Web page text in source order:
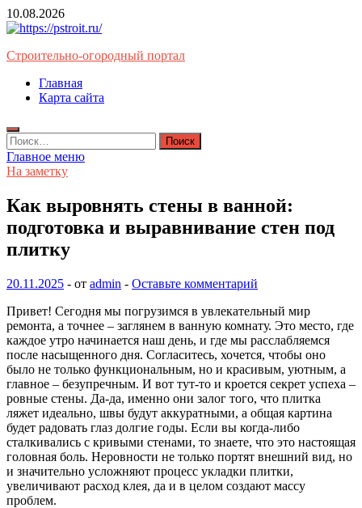
Перейти
к
10.08.2026
Строительно-огородный портал
Главная
Карта сайта
Найти:
Главное меню
На заметку
Как выровнять стены в ванной:
подготовка и выравнивание стен под
плитку
20.11.2025 - от admin - Оставьте комментарий
Привет! Сегодня мы погрузимся в увлекательный мир
ремонта, а точнее – заглянем в ванную комнату. Это место, где
каждое утро начинается наш день, и где мы расслабляемся
после насыщенного дня. Согласитесь, хочется, чтобы оно
было не только функциональным, но и красивым, уютным, а
главное – безупречным. И вот тут-то и кроется секрет успеха –
ровные стены. Да-да, именно они залог того, что плитка
ляжет идеально, швы будут аккуратными, а общая картина
будет радовать глаз долгие годы. Если вы когда-либо
сталкивались с кривыми стенами, то знаете, что это настоящая
головная боль. Неровности не только портят внешний вид, но
и значительно усложняют процесс укладки плитки,
увеличивают расход клея, да и в целом создают массу
проблем.